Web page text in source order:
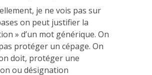
je ne vois pas sur
on peut justifier la
» d’un mot générique. On
protéger un cépage. On
doit, protéger une
ou désignation